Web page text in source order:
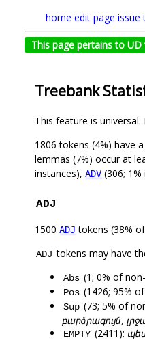
home edit page issue
This page pertains to UD
Treebank
This feature is
1806 tokens (4%) have
lemmas (7%) occur at
instances), ADV (306; 1%
ADJ
1500 ADJ tokens (38%
ADJ tokens may have
Abs (1; 0% of
Pos (1426; 95%
Sup (73; 5% of
բարձրագույն,
EMPTY (2411):